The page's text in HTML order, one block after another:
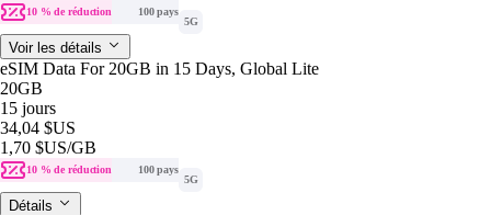
10 % de réduction
100 pays
5G
Voir les détails
eSIM Data For 20GB in 15 Days, Global Lite
20GB
15 jours
34,04 $US
1,70 $US/GB
10 % de réduction
100 pays
5G
Détails